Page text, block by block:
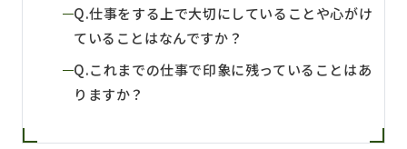
Q.仕事をする上で大切にしていることや心がけ
ていることはなんですか？
Q.これまでの仕事で印象に残っていることはあ
りますか？